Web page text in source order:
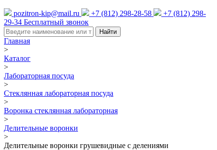
pozitron-kip@mail.ru +7 (812) 298-28-58
+7 (812) 298-
29-34 Бесплатный звонок
Найти
Главная
>
Каталог
>
Лабораторная посуда
>
Стеклянная лабораторная посуда
>
Воронка стеклянная лабораторная
>
Делительные воронки
>
Делительные воронки грушевидные с делениями